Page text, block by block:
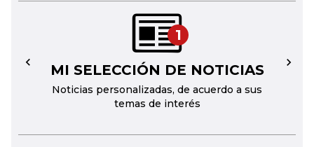
1
MI SELECCIÓN DE NOTICIAS
Noticias personalizadas, de acuerdo a sus
temas de interés
← →